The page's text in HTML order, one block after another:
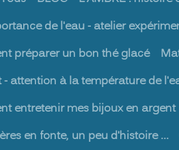
de l'eau - atelier
préparer un bon thé glacé
- attention à la température de
entretenir mes bijoux en argent
en fonte, un peu d'histoire ...